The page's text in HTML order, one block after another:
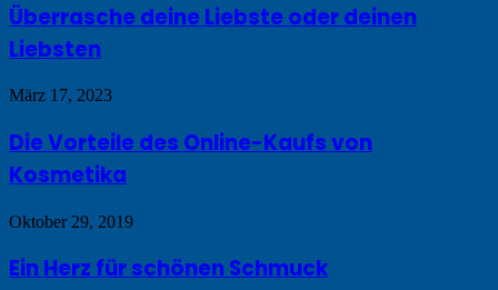
Überrasche deine Liebste oder deinen
Liebsten
März 17, 2023
Die Vorteile des Online-Kaufs von
Kosmetika
Oktober 29, 2019
Ein Herz für schönen Schmuck